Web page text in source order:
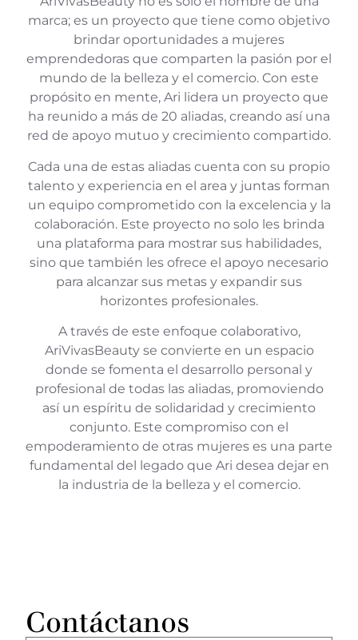
marca; es un proyecto que tiene como objetivo
brindar oportunidades a mujeres
emprendedoras que comparten la pasión por el
mundo de la belleza y el comercio. Con este
propósito en mente, Ari lidera un proyecto que
ha reunido a más de 20 aliadas, creando así una
red de apoyo mutuo y crecimiento compartido.
Cada una de estas aliadas cuenta con su propio
talento y experiencia en el area y juntas forman
un equipo comprometido con la excelencia y la
colaboración. Este proyecto no solo les brinda
una plataforma para mostrar sus habilidades,
sino que también les ofrece el apoyo necesario
para alcanzar sus metas y expandir sus
horizontes profesionales.
A través de este enfoque colaborativo,
AriVivasBeauty se convierte en un espacio
donde se fomenta el desarrollo personal y
profesional de todas las aliadas, promoviendo
así un espíritu de solidaridad y crecimiento
conjunto. Este compromiso con el
empoderamiento de otras mujeres es una parte
fundamental del legado que Ari desea dejar en
la industria de la belleza y el comercio.
Contáctanos